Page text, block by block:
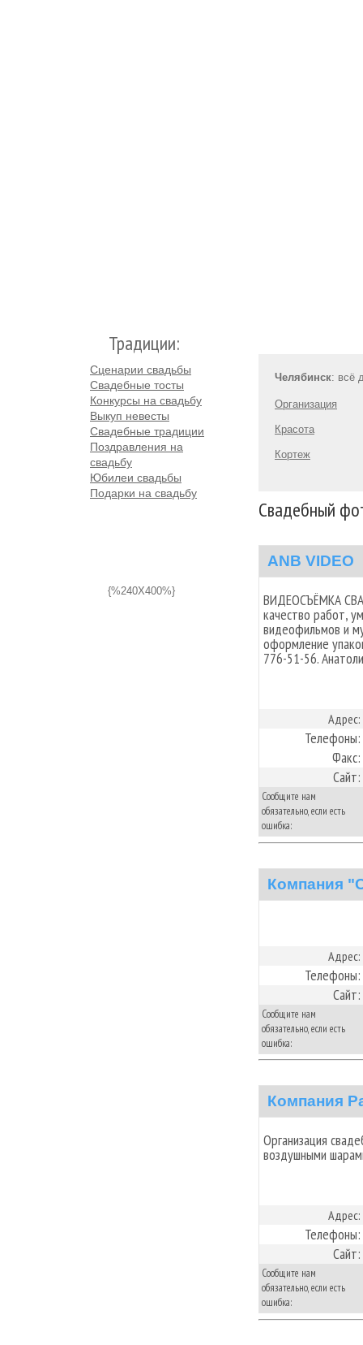
Традиции:
Сценарии свадьбы
Свадебные тосты
Конкурсы на свадьбу
Выкуп невесты
Свадебные традиции
Поздравления на
свадьбу
Юбилеи свадьбы
Подарки на свадьбу
{%240X400%}
Челябинск: всё
Организация
Красота
Кортеж
Свадебный
ANB VIDEO
ВИДЕОСЪЁМКА
качество работ,
видеофильмов и
оформление
776-51-56.
Адрес:
Телефоны:
Факс:
Сайт:
Сообщите нам
обязательно, если есть
ошибка:
Компания
Адрес:
Телефоны:
Сайт:
Сообщите нам
обязательно, если есть
ошибка:
Компания
Организация
воздушными
Адрес:
Телефоны:
Сайт:
Сообщите нам
обязательно, если есть
ошибка: